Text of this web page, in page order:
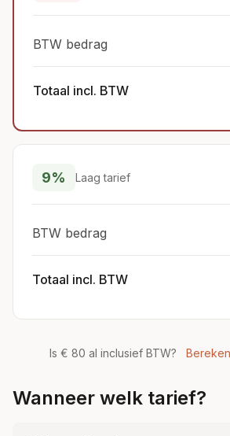
BTW bedrag
Totaal incl. BTW
9% Laag tarief
BTW bedrag
Totaal incl. BTW
Is € 80 al inclusief BTW?
Wanneer welk tarief?